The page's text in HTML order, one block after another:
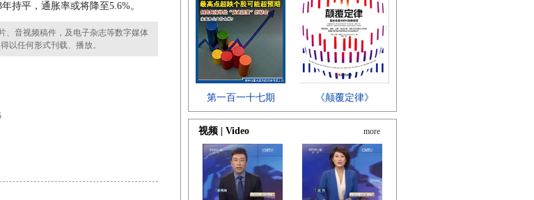
持平，通胀率或将降至5.6%。
音视频稿件，及电子杂志等数字媒体
以任何形式刊载、播放。